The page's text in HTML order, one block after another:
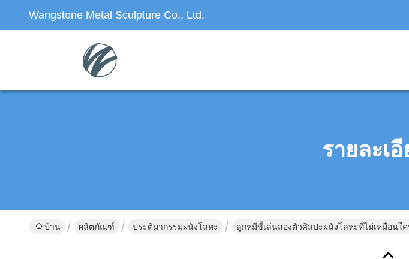
Wangstone Metal Sculpture Co., Ltd.
รายละเ
บ้าน ผลิตภัณฑ์ ประติมากรรมผนังโลหะ ลูกหมีขี้เล่นสองตัวศิลปะผนังโลหะที่ไม่เหมือนใ